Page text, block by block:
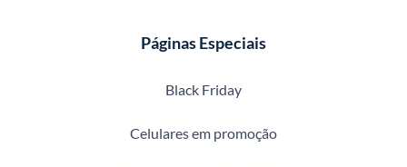
Páginas Especiais
Black Friday
Celulares em promoção